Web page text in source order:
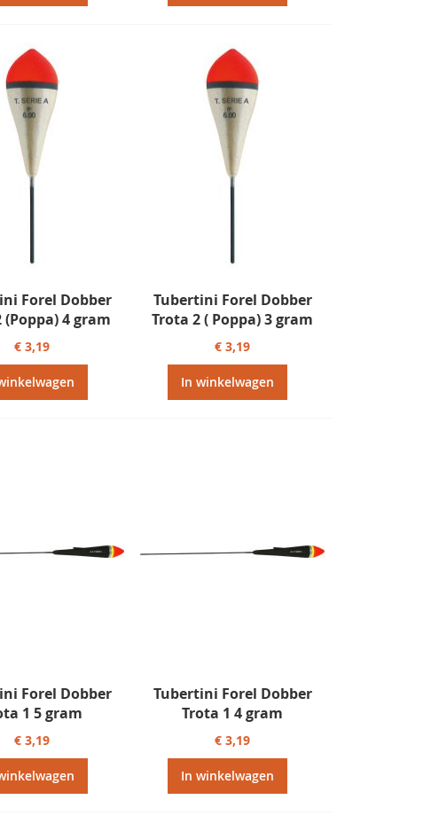
Forel Dobber
(Poppa) 4 gram
€ 3,19
Tubertini Forel Dobber
Trota 2 ( Poppa) 3 gram
€ 3,19
In winkelwagen
Forel Dobber
1 5 gram
€ 3,19
Tubertini Forel Dobber
Trota 1 4 gram
€ 3,19
In winkelwagen